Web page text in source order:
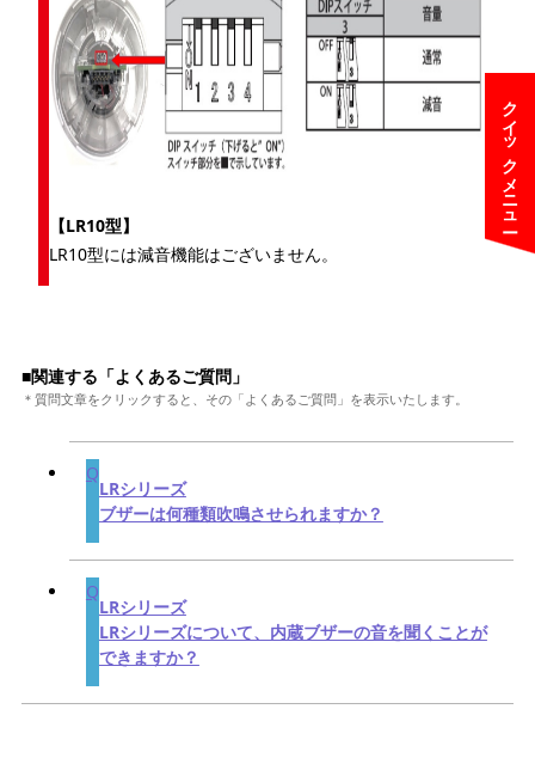
クイックメニュー
【LR10型】
LR10型には減音機能はございません。
■関連する「よくあるご質問」
＊質問文章をクリックすると、その「よくあるご質問」を表示いたします。
LRシリーズ
ブザーは何種類吹鳴させられますか？
LRシリーズ
LRシリーズについて、内蔵ブザーの音を聞くことが
できますか？